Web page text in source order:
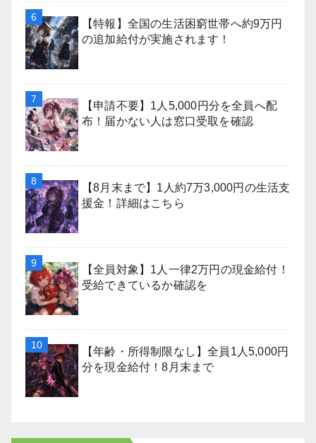
【特報】全国の生活困窮世帯へ約9万円
の追加給付が実施されます！
【申請不要】1人5,000円分を全員へ配
布！届かない人は窓口受取を確認
【8月末まで】1人約7万3,000円の生活支
援金！詳細はこちら
【全員対象】1人一律2万円の現金給付！
受給できているか確認を
【年齢・所得制限なし】全員1人5,000円
分を現金給付！8月末まで